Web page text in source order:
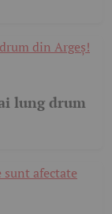
lung drum